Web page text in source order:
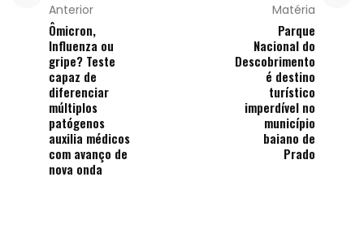
Anterior
Ômicron,
Influenza ou
gripe? Teste
capaz de
diferenciar
múltiplos
patógenos
auxilia médicos
com avanço de
nova onda
Matéria
Parque
Nacional do
Descobrimento
é destino
turístico
imperdível no
município
baiano de
Prado